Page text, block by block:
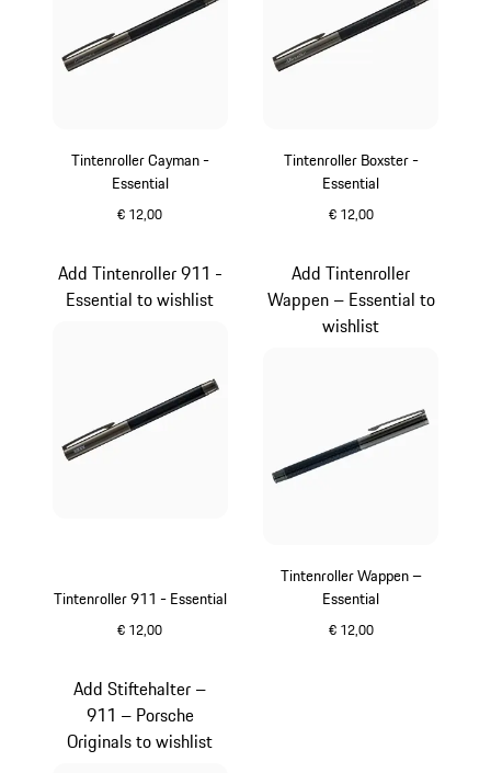
Tintenroller Cayman -
Essential
€ 12,00
Tintenroller Boxster -
Essential
€ 12,00
Tintenroller 911 - Essential
€ 12,00
Add Tintenroller 911 -
Essential to wishlist
Tintenroller Wappen –
Essential
€ 12,00
Add Tintenroller
Wappen – Essential to
wishlist
Add Stiftehalter –
911 – Porsche
Originals to wishlist